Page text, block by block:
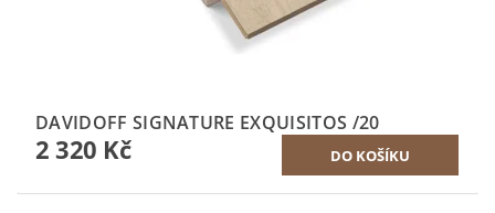
DAVIDOFF SIGNATURE EXQUISITOS /20
2 320 Kč